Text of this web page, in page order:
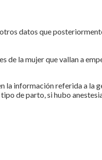
datos que
de la mujer que vallan a
información referida a la
de parto, si hubo